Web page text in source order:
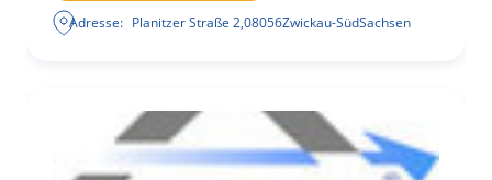
Adresse: Planitzer Straße 2,08056Zwickau-SüdSachsen